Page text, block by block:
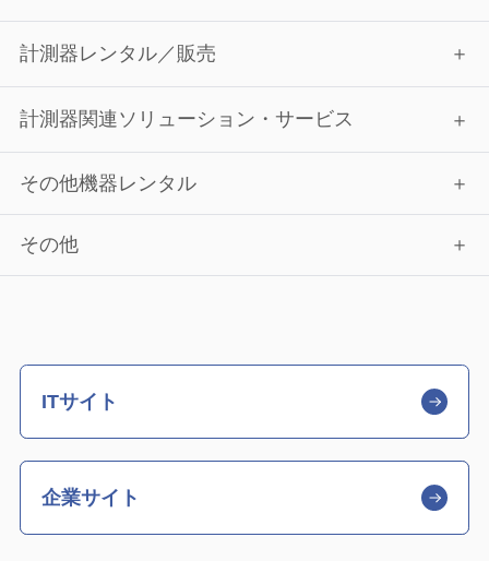
計測器レンタル／販売
計測器関連ソリューション・サービス
その他機器レンタル
その他
ITサイト
企業サイト